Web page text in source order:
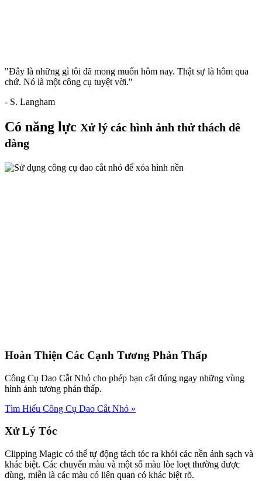
"Đây là những gì tôi đã mong muốn hôm nay. Thật sự là hôm qua
chứ. Nó là một công cụ tuyệt vời."
- S. Langham
Có năng lực Xử lý các hình ảnh thử thách dê
dàng
Hoàn Thiện Các Cạnh Tương Phản Thấp
Công Cụ Dao Cắt Nhỏ cho phép bạn cắt đúng ngay những vùng
hình ảnh tương phản thấp.
Tìm Hiểu Công Cụ Dao Cắt Nhỏ »
Xử Lý Tóc
Clipping Magic có thể tự động tách tóc ra khỏi các nền ảnh sạch và
khác biệt. Các chuyển màu và một số màu lòe loẹt thường được
dùng, miễn là các màu có liên quan có khác biệt rõ.